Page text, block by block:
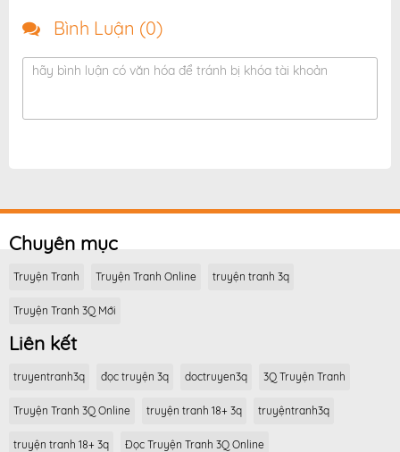
Bình Luận (0)
hãy bình luận có văn hóa để tránh bị khóa tài khoản
Chuyên mục
Truyện Tranh Truyện Tranh Online truyện tranh 3q
Truyện Tranh 3Q Mới
Liên kết
truyentranh3q đọc truyện 3q doctruyen3q 3Q Truyện Tranh
Truyện Tranh 3Q Online truyện tranh 18+ 3q truyệntranh3q
truyện tranh 18+ 3q Đọc Truyện Tranh 3Q Online